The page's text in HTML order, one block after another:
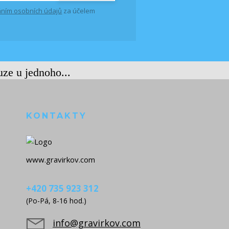
osobních údajů za účelem
u jednoho...
KONTAKTY
www.gravirkov.com
+420 735 923 312
(Po-Pá, 8-16 hod.)
info@gravirkov.com